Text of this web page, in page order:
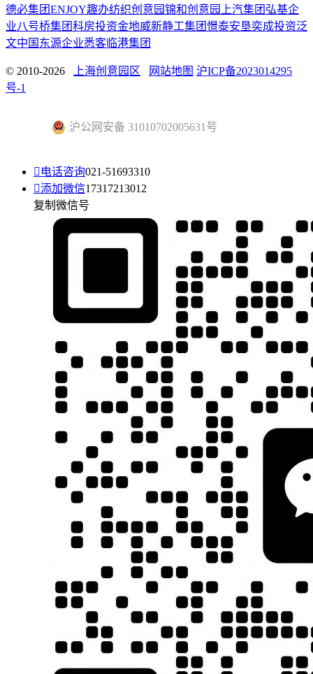
德必集团ENJOY趣办纺织创意园锦和创意园 上汽集团 弘基企
业八号桥集团科房投资金地威新静工集团憬泰安垦奕成投资泛
文中国 东源企业悉客 临港集团
© 2010-2026 上海创意园区 网站地图 沪ICP备2023014295
号-1
沪公网安备 31010702005631号
 电话咨询021-51693310
添加微信17317213012
复制微信号